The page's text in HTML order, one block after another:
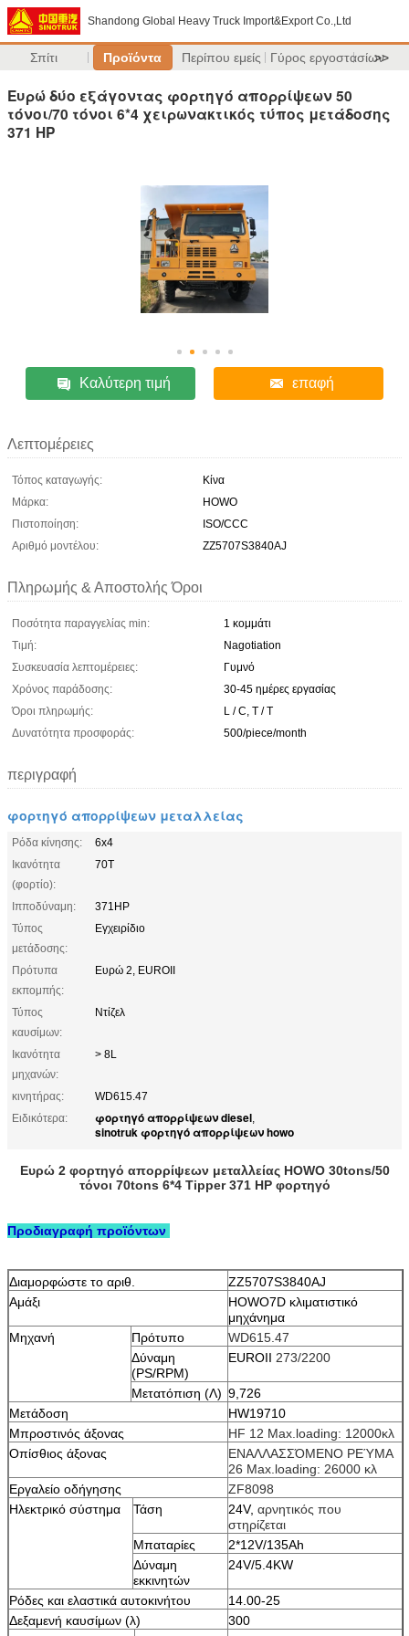
Shandong Global Heavy Truck Import&Export Co.,Ltd
Σπίτι Προϊόντα Περίπου εμείς Γύρος εργοστασίων
>>
Ευρώ δύο εξάγοντας φορτηγό απορρίψεων 50
τόνοι/70 τόνοι 6*4 χειρωνακτικός τύπος μετάδοσης
371 HP
Καλύτερη τιμή επαφή
Λεπτομέρειες
Τόπος καταγωγής:
Κίνα
Μάρκα:
HOWO
Πιστοποίηση:
ISO/CCC
Αριθμό μοντέλου:
ZZ5707S3840AJ
Πληρωμής & Αποστολής Όροι
Ποσότητα παραγγελίας min:
1 κομμάτι
Τιμή:
Nagotiation
Συσκευασία λεπτομέρειες:
Γυμνό
Χρόνος παράδοσης:
30-45 ημέρες εργασίας
Όροι πληρωμής:
L / C, T / T
Δυνατότητα προσφοράς:
500/piece/month
περιγραφή
φορτηγό απορρίψεων μεταλλείας
Ρόδα κίνησης:
6x4
Ικανότητα
(φορτίο):
70T
Ιπποδύναμη:
371HP
Τύπος
μετάδοσης:
Εγχειρίδιο
Πρότυπα
εκπομπής:
Ευρώ 2, EUROII
Τύπος
καυσίμων:
Ντίζελ
Ικανότητα
μηχανών:
> 8L
κινητήρας:
WD615.47
Ειδικότερα:
φορτηγό απορρίψεων diesel,
sinotruk φορτηγό απορρίψεων howo
Ευρώ 2 φορτηγό απορρίψεων μεταλλείας HOWO 30tons/50
τόνοι 70tons 6*4 Tipper 371 HP φορτηγό
Προδιαγραφή προϊόντων
Διαμορφώστε το αριθ.
ZZ5707S3840AJ
Αμάξι
HOWO7D κλιματιστικό
μηχάνημα
Μηχανή
Πρότυπο
WD615.47
Δύναμη
(PS/RPM)
EUROII 273/2200
Μετατόπιση (Λ) 9,726
Μετάδοση
HW19710
Μπροστινός άξονας
HF 12 Max.loading: 12000κλ
Οπίσθιος άξονας
ΕΝΑΛΛΑΣΣΌΜΕΝΟ ΡΕΎΜΑ
26 Max.loading: 26000 κλ
Εργαλείο οδήγησης
ZF8098
Ηλεκτρικό σύστημα
Τάση 24V, αρνητικός που
στηρίζεται
Μπαταρίες
2*12V/135Ah
Δύναμη
εκκινητών
24V/5.4KW
Ρόδες και ελαστικά αυτοκινήτου
14.00-25
Δεξαμενή καυσίμων (λ)
300